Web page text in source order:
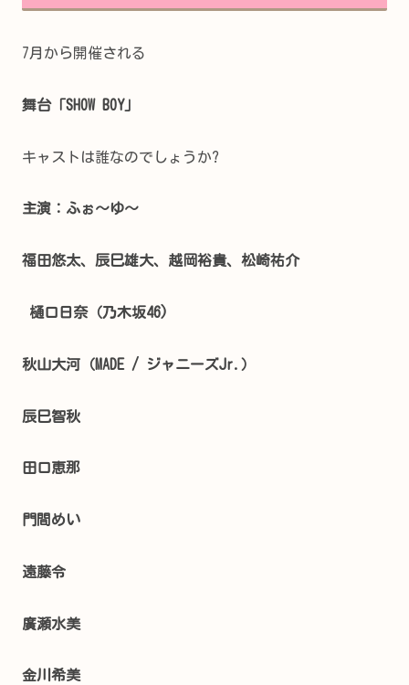
7月から開催される
舞台「SHOW BOY」
キャストは誰なのでしょうか?
主演：ふぉ～ゆ～
福田悠太、 辰巳雄大、 越岡裕貴、 松崎祐介
樋口日奈（乃木坂46)
秋山大河（MADE / ジャニーズJr.）
辰巳智秋
田口恵那
門間めい
遠藤令
廣瀬水美
金川希美